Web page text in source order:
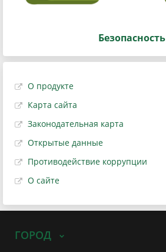
Безопасность
О продукте
Карта сайта
Законодательная карта
Открытые данные
Противодействие коррупции
О сайте
ГОРОД